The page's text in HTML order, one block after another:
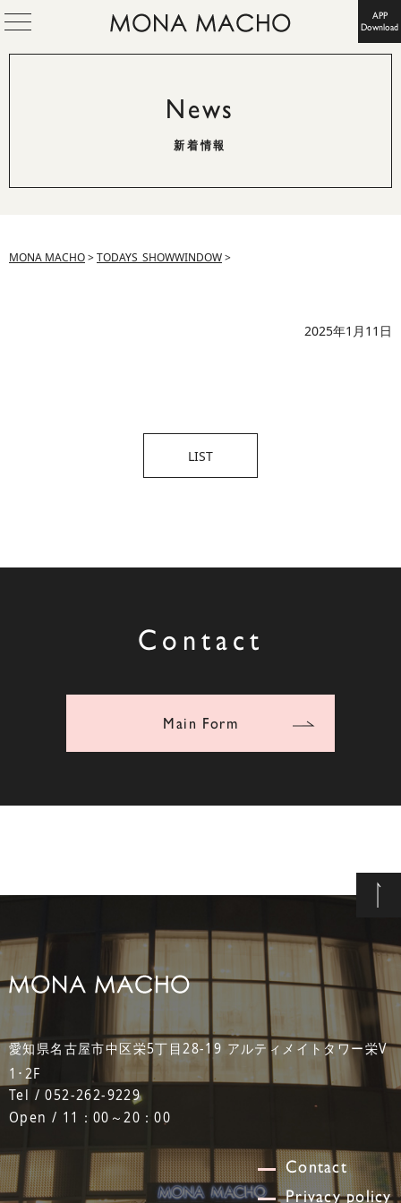
APP
Download
News
新着情報
MONA MACHO>TODAYS_SHOWWINDOW>
2025年1月11日
LIST
Contact
Main Form
愛知県名古屋市中区栄5丁目28-19 アルティメイトタワー栄V
1･2F
Tel / 052-262-9229
Open / 11：00～20：00
Contact
Privacy policy